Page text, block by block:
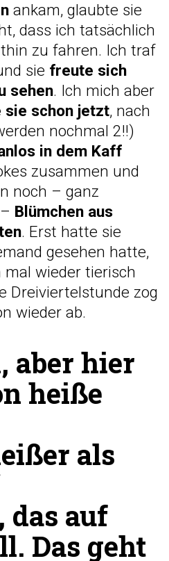
ankam, glaubte sie
dass ich tatsächlich
zu fahren. Ich traf
sie freute sich
sehen. Ich mich aber
sie schon jetzt, nach
nochmal 2!!)
in dem Kaff
zusammen und
noch – ganz
Blümchen aus
. Erst hatte sie
gesehen hatte,
wieder tierisch
Dreiviertelstunde zog
wieder ab.
aber hier
heiße
als
das auf
Das geht